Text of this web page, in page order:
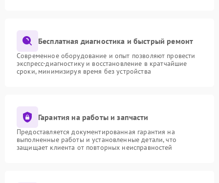
Бесплатная диагностика и быстрый ремонт
Современное оборудование и опыт позволяют провести
экспресс-диагностику и восстановление в кратчайшие
сроки, минимизируя время без устройства
Гарантия на работы и запчасти
Предоставляется документированная гарантия на
выполненные работы и установленные детали, что
защищает клиента от повторных неисправностей